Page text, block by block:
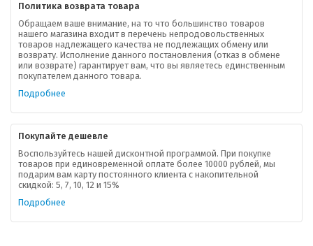
Политика возврата товара
Обращаем ваше внимание, на то что большинство товаров
нашего магазина входит в перечень непродовольственных
товаров надлежащего качества не подлежащих обмену или
возврату. Исполнение данного постановления (отказ в обмене
или возврате) гарантирует вам, что вы являетесь единственным
покупателем данного товара.
Подробнее
Покупайте дешевле
Воспользуйтесь нашей дисконтной программой. При покупке
товаров при единовременной оплате более 10000 рублей, мы
подарим вам карту постоянного клиента с накопительной
скидкой: 5, 7, 10, 12 и 15%
Подробнее
О компании
Ваша скидка
Контактная информация
В помощь покупателю
Форма обратной связи